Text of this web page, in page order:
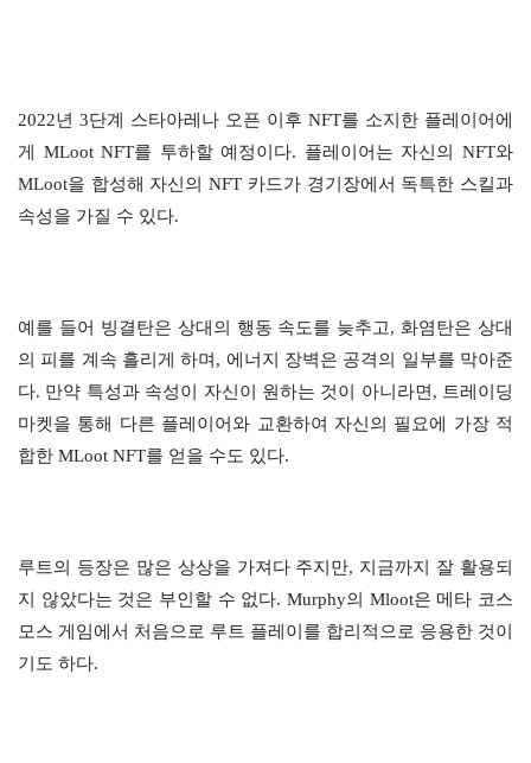
2022년 3단계 스타아레나 오픈 이후 NFT를 소지한 플레이어에
게 MLoot NFT를 투하할 예정이다. 플레이어는 자신의 NFT와
MLoot을 합성해 자신의 NFT 카드가 경기장에서 독특한 스킬과
속성을 가질 수 있다.
예를 들어 빙결탄은 상대의 행동 속도를 늦추고, 화염탄은 상대
의 피를 계속 흘리게 하며, 에너지 장벽은 공격의 일부를 막아준
다. 만약 특성과 속성이 자신이 원하는 것이 아니라면, 트레이딩
마켓을 통해 다른 플레이어와 교환하여 자신의 필요에 가장 적
합한 MLoot NFT를 얻을 수도 있다.
루트의 등장은 많은 상상을 가져다 주지만, 지금까지 잘 활용되
지 않았다는 것은 부인할 수 없다. Murphy의 Mloot은 메타 코스
모스 게임에서 처음으로 루트 플레이를 합리적으로 응용한 것이
기도 하다.